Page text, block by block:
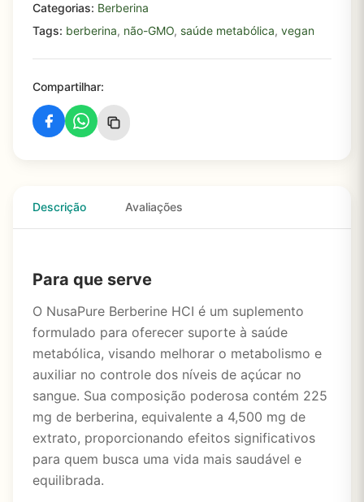
Categorias: Berberina
Tags: berberina, não-GMO, saúde metabólica, vegan
Compartilhar:
Descrição Avaliações
Para que serve
O NusaPure Berberine HCI é um suplemento
formulado para oferecer suporte à saúde
metabólica, visando melhorar o metabolismo e
auxiliar no controle dos níveis de açúcar no
sangue. Sua composição poderosa contém 225
mg de berberina, equivalente a 4,500 mg de
extrato, proporcionando efeitos significativos
para quem busca uma vida mais saudável e
equilibrada.